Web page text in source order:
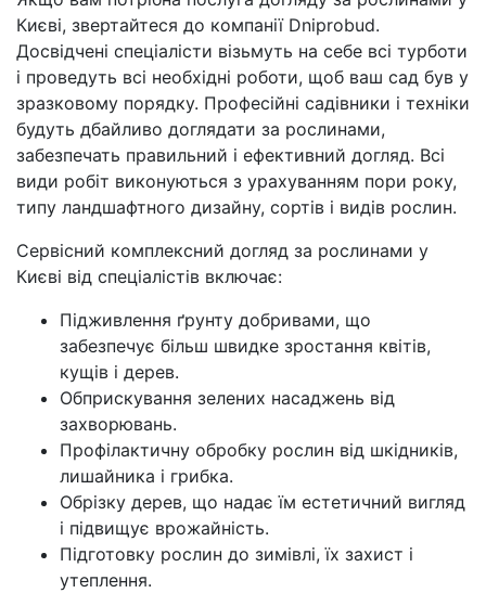
Києві, звертайтеся до компанії Dniprobud.
Досвідчені спеціалісти візьмуть на себе всі турботи
і проведуть всі необхідні роботи, щоб ваш сад був у
зразковому порядку. Професійні садівники і техніки
будуть дбайливо доглядати за рослинами,
забезпечать правильний і ефективний догляд. Всі
види робіт виконуються з урахуванням пори року,
типу ландшафтного дизайну, сортів і видів рослин.
Сервісний комплексний догляд за рослинами у
Києві від спеціалістів включає:
Підживлення ґрунту добривами, що
забезпечує більш швидке зростання квітів,
кущів і дерев.
Обприскування зелених насаджень від
захворювань.
Профілактичну обробку рослин від шкідників,
лишайника і грибка.
Обрізку дерев, що надає їм естетичний вигляд
і підвищує врожайність.
Підготовку рослин до зимівлі, їх захист і
утеплення.